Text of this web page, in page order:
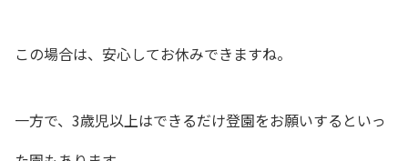
この場合は、安心してお休みできますね。
一方で、3歳児以上はできるだけ登園をお願いするといっ